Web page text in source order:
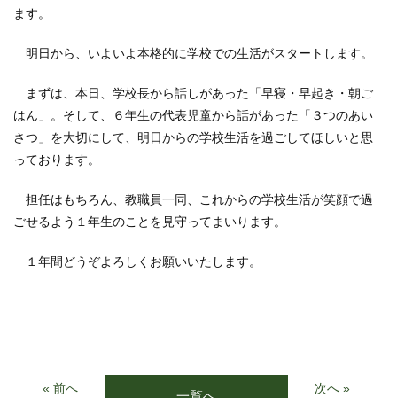
ます。
明日から、いよいよ本格的に学校での生活がスタートします。
まずは、本日、学校長から話しがあった「早寝・早起き・朝ご
はん」。そして、６年生の代表児童から話があった「３つのあい
さつ」を大切にして、明日からの学校生活を過ごしてほしいと思
っております。
担任はもちろん、教職員一同、これからの学校生活が笑顔で過
ごせるよう１年生のことを見守ってまいります。
１年間どうぞよろしくお願いいたします。
« 前へ 次へ »